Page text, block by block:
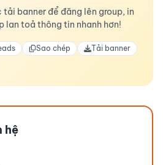
banner để đăng lên group, in
lan toả thông tin nhanh hơn!
Sao chép
Tải banner
hệ